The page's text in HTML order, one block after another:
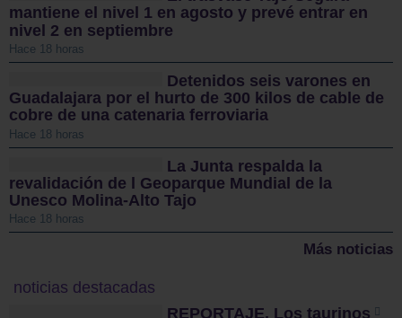
mantiene el nivel 1 en agosto y prevé entrar en
nivel 2 en septiembre
Hace 18 horas
Detenidos seis varones en
Guadalajara por el hurto de 300 kilos de cable de
cobre de una catenaria ferroviaria
Hace 18 horas
La Junta respalda la
revalidación de l Geoparque Mundial de la
Unesco Molina-Alto Tajo
Hace 18 horas
Más noticias
noticias destacadas
REPORTAJE. Los taurinos